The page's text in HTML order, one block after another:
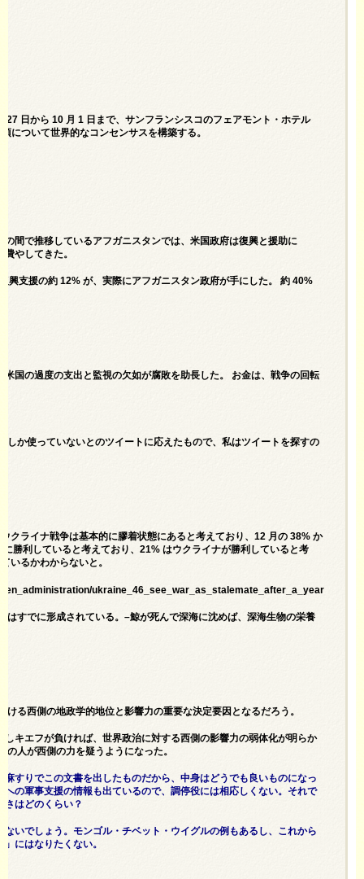
日から 10 月 1 日まで、サンフランシスコのフェアモント・ホテル
について世界的なコンセンサスを構築する。
間で推移しているアフガニスタンでは、米国政府は復興と援助に
やしてきた。
興支援の約 12% が、実際にアフガニスタン政府が手にした。 約 40%
国の過度の支出と監視の欠如が腐敗を助長した。 お金は、戦争の回転
か使っていないとのツイートに応えたもので、私はツイートを探すの
クライナ戦争は基本的に膠着状態にあると考えており、12 月の 38% か
勝利していると考えており、21% はウクライナが勝利していると考
いるかわからないと。
ukraine_46_see_war_as_stalemate_after_a_year
はすでに形成されている。–鯨が死んで深海に沈めば、深海生物の栄養
る西側の地政学的地位と影響力の重要な決定要因となるだろう。
キエフが負ければ、世界政治に対する西側の影響力の弱体化が明らか
人が西側の力を疑うようになった。
すりでこの文書を出したものだから、中身はどうでも良いものになっ
の軍事支援の情報も出ているので、調停役には相応しくない。それで
さはどのくらい？
いでしょう。モンゴル・チベット・ウイグルの例もあるし、これから
にはなりたくない。